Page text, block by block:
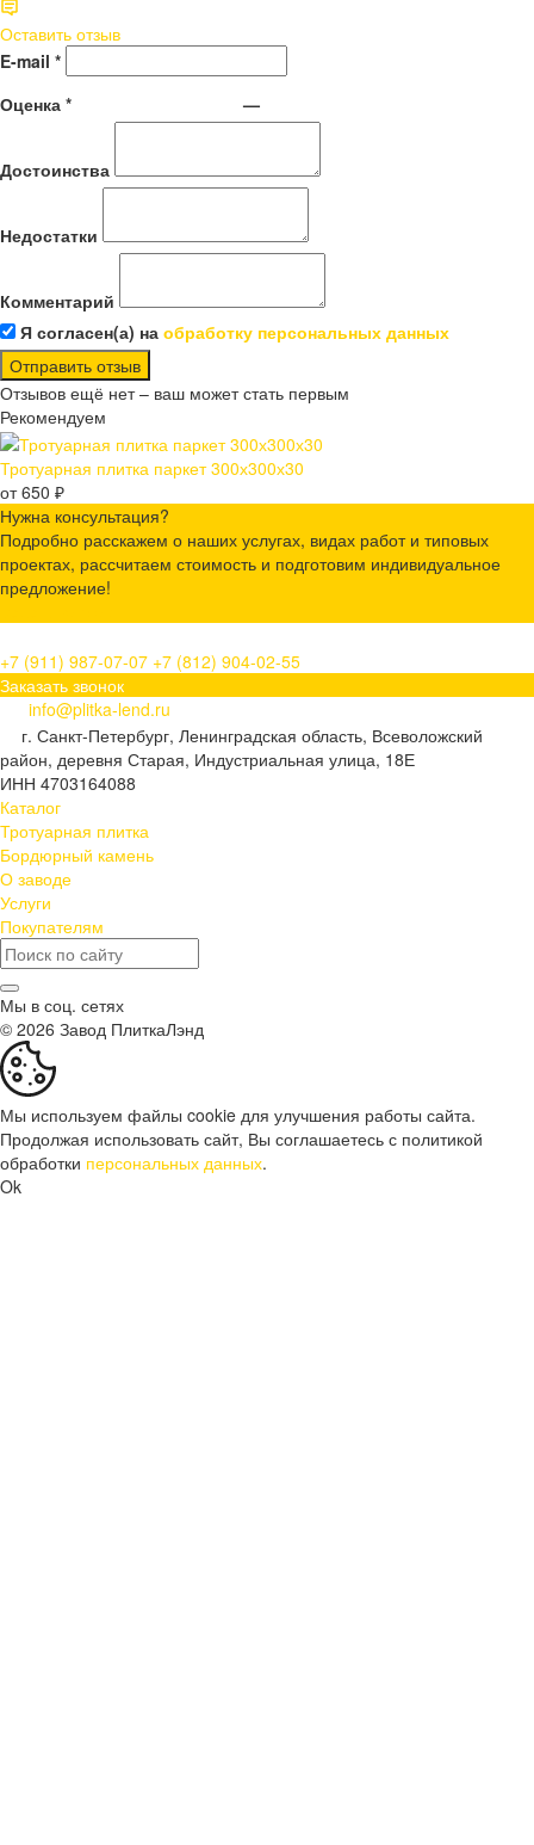
Оставить отзыв
E-mail *
Оценка * —
Достоинства
Недостатки
Комментарий
Я согласен(а) на обработку персональных данных
Отправить отзыв
Отзывов ещё нет – ваш может стать первым
Рекомендуем
Тротуарная плитка паркет 300х300х30
от 650 ₽
Нужна консультация?
Подробно расскажем о наших услугах, видах работ и типовых
проектах, рассчитаем стоимость и подготовим индивидуальное
предложение!
+7 (911) 987-07-07 +7 (812) 904-02-55
Заказать звонок
info@plitka-lend.ru
г. Санкт-Петербург, Ленинградская область, Всеволожский
район, деревня Старая, Индустриальная улица, 18Е
ИНН 4703164088
Каталог
Тротуарная плитка
Бордюрный камень
О заводе
Услуги
Покупателям
Мы в соц. сетях
© 2026 Завод ПлиткаЛэнд
Мы используем файлы cookie для улучшения работы сайта.
Продолжая использовать сайт, Вы соглашаетесь с политикой
обработки персональных данных.
Ok